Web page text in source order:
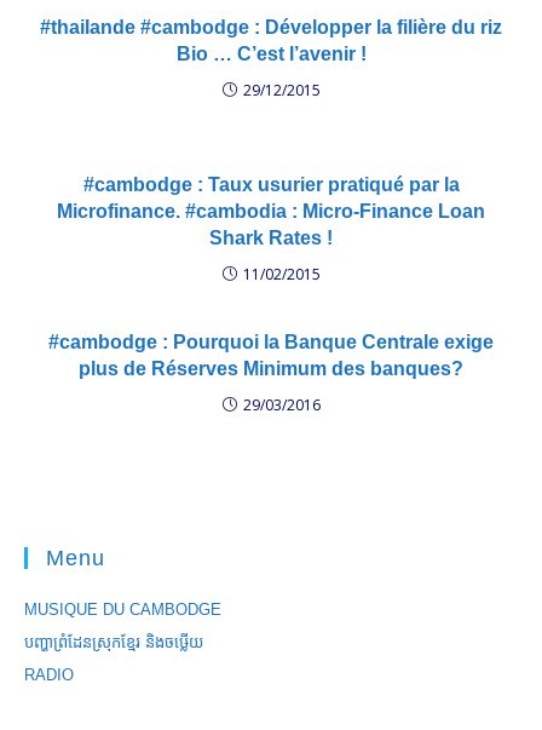
#thailande #cambodge : Développer la filière du riz
Bio … C’est l’avenir !
29/12/2015
#cambodge : Taux usurier pratiqué par la
Microfinance. #cambodia : Micro-Finance Loan
Shark Rates !
11/02/2015
#cambodge : Pourquoi la Banque Centrale exige
plus de Réserves Minimum des banques?
29/03/2016
Menu
MUSIQUE DU CAMBODGE
បញ្ហាព្រំដែនស្រុកខ្មែរ និងចឞ្លើយ
RADIO